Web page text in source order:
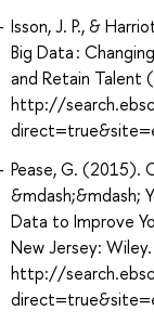
Isson, J. P., &
Big Data :
and Retain Talent
http://
Pease, G. (2015).
&mdash;&mdash;
Data to Improve
New Jersey:
http://